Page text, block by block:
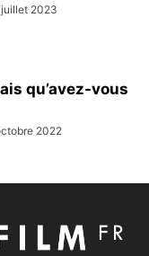
2023
qu’avez-vous
2022